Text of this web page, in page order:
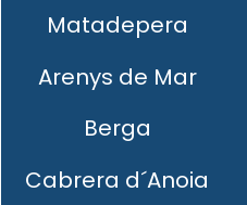
Matadepera
Arenys de Mar
Berga
Cabrera d´Anoia